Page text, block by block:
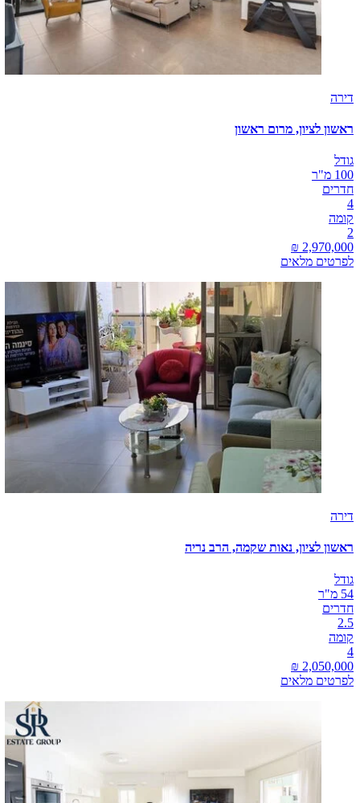
דירה
ראשון לציון, מרום ראשון
גודל
100 מ"ר
חדרים
4
קומה
2
לפרטים מלאים
דירה
ראשון לציון, נאות שקמה, הרב נריה
גודל
54 מ"ר
חדרים
2.5
קומה
4
לפרטים מלאים